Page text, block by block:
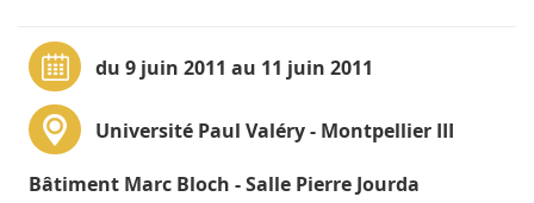
du 9 juin 2011 au 11 juin 2011
Université Paul Valéry - Montpellier III
Bâtiment Marc Bloch - Salle Pierre Jourda